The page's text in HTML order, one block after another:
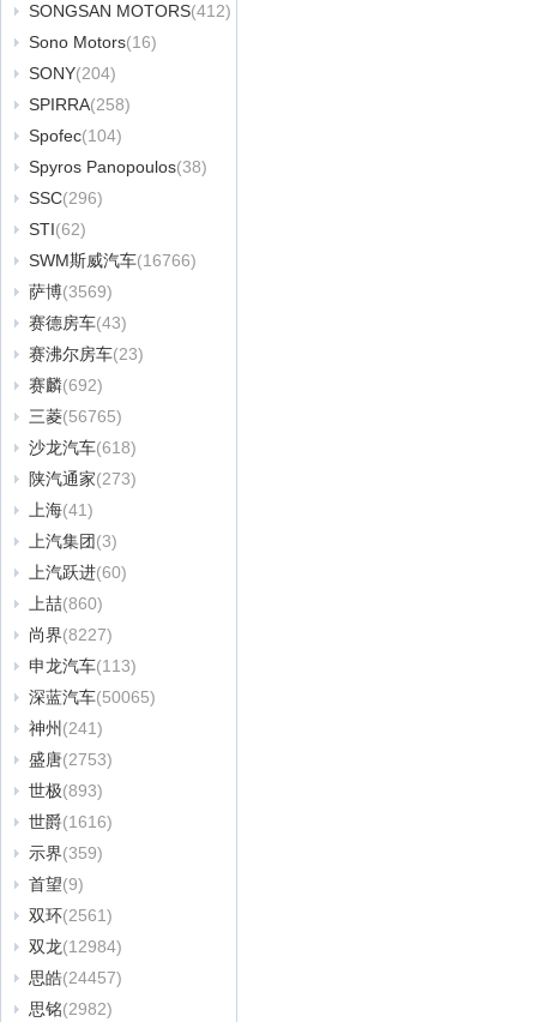
SONGSAN MOTORS(412)
Sono Motors(16)
SONY(204)
SPIRRA(258)
Spofec(104)
Spyros Panopoulos(38)
SSC(296)
STI(62)
SWM斯威汽车(16766)
萨博(3569)
赛德房车(43)
赛沸尔房车(23)
赛麟(692)
三菱(56765)
沙龙汽车(618)
陕汽通家(273)
上海(41)
上汽集团(3)
上汽跃进(60)
上喆(860)
尚界(8227)
申龙汽车(113)
深蓝汽车(50065)
神州 (241)
盛唐(2753)
世极(893)
世爵(1616)
示界(359)
首望(9)
双环(2561)
双龙(12984)
思皓(24457)
思铭(2982)